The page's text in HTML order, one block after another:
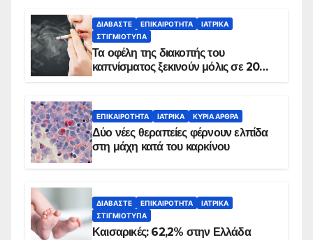
ΔΙΑΒΆΣΤΕ ΕΠΙΚΑΙΡΌΤΗΤΑ
ΙΑΤΡΙΚΆ
ΣΤΙΓΜΙΌΤΥΠΑ
Τα οφέλη της διακοπής του
καπνίσματος ξεκινούν μόλις σε 20
ΕΠΙΚΑΙΡΌΤΗΤΑ ΙΑΤΡΙΚΆ ΚΥΡΙΑ ΑΡΘΡΑ
Δύο νέες θεραπείες φέρνουν ελπίδα
στη μάχη κατά του καρκίνου
ΔΙΑΒΆΣΤΕ ΕΠΙΚΑΙΡΌΤΗΤΑ
ΙΑΤΡΙΚΆ
ΣΤΙΓΜΙΌΤΥΠΑ
Καισαρικές: 62,2% στην Ελλάδα